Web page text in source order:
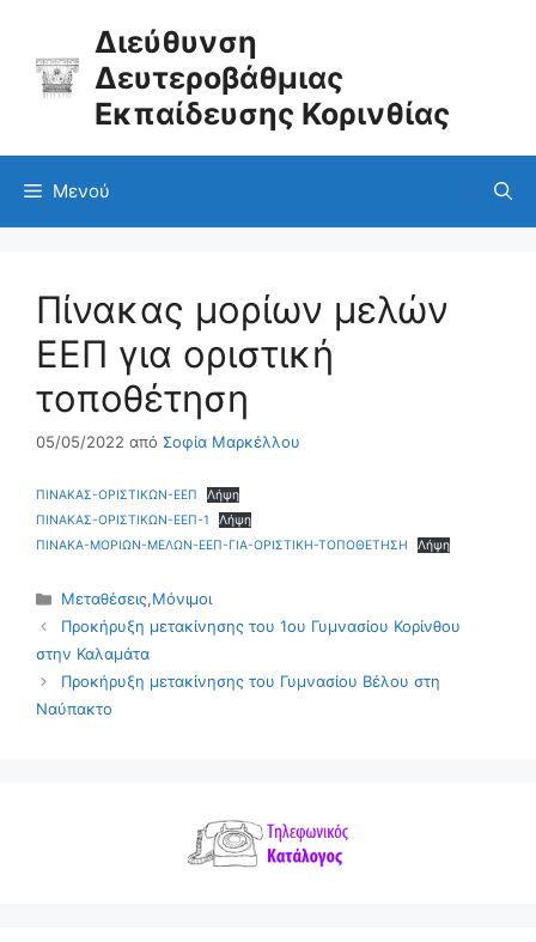
Διεύθυνση
Δευτεροβάθμιας
Εκπαίδευσης Κορινθίας
Μενού
Πίνακας μορίων μελών
ΕΕΠ για οριστική
τοποθέτηση
05/05/2022 από Σοφία Μαρκέλλου
ΠΙΝΑΚΑΣ-ΟΡΙΣΤΙΚΩΝ-ΕΕΠ
Λήψη
ΠΙΝΑΚΑΣ-ΟΡΙΣΤΙΚΩΝ-ΕΕΠ-1
Λήψη
ΠΙΝΑΚΑ-ΜΟΡΙΩΝ-ΜΕΛΩΝ-ΕΕΠ-ΓΙΑ-ΟΡΙΣΤΙΚΗ-ΤΟΠΟΘΕΤΗΣΗ
Λήψη
Κατηγορίες
Μεταθέσεις,Μόνιμοι
Προκήρυξη μετακίνησης του 1ου Γυμνασίου Κορίνθου
στην Καλαμάτα
Προκήρυξη μετακίνησης του Γυμνασίου Βέλου στη
Ναύπακτο